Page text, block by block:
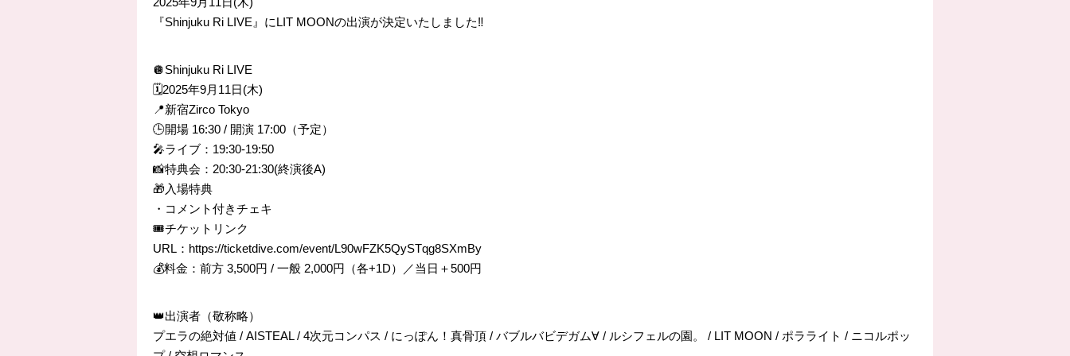
『Shinjuku Ri LIVE』にLIT MOONの出演が決定いたしました‼️
🪩Shinjuku Ri LIVE
🗓️2025年9月11日(木)
📍新宿Zirco Tokyo
🕒開場 16:30 / 開演 17:00（予定）
🎤ライブ：19:30-19:50
📸特典会：20:30-21:30(終演後A)
🎁入場特典
・コメント付きチェキ
🎟️チケットリンク
URL：https://ticketdive.com/event/L90wFZK5QySTqg8SXmBy
💰料金：前方 3,500円 / 一般 2,000円（各+1D）／当日＋500円
👑出演者（敬称略）
プエラの絶対値 / AISTEAL / 4次元コンパス / にっぽん！真骨頂 / バブルバビデガム∀ / ルシフェルの園。 / LIT MOON / ポラライト / ニコルポッ